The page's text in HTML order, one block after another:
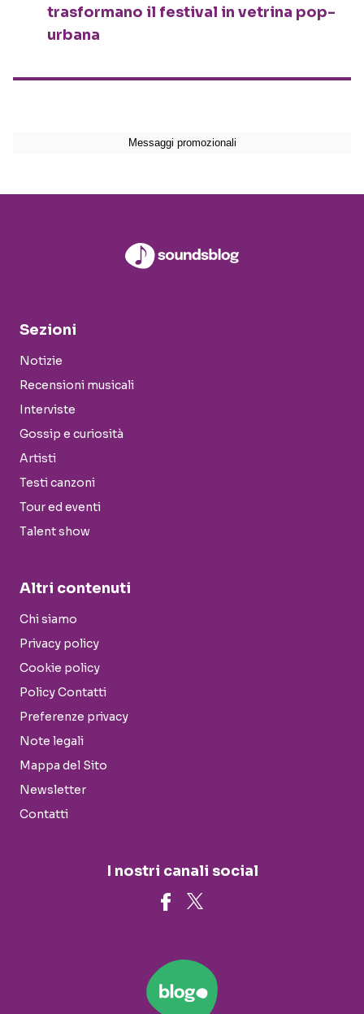
trasformano il festival in vetrina pop-
urbana
Sezioni
Notizie
Recensioni musicali
Interviste
Gossip e curiosità
Artisti
Testi canzoni
Tour ed eventi
Talent show
Altri contenuti
Chi siamo
Privacy policy
Cookie policy
Policy Contatti
Preferenze privacy
Note legali
Mappa del Sito
Newsletter
Contatti
I nostri canali social